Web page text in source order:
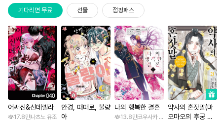
기다리면 무료 선물 점핑패스
어쌔신&신데렐라
17.8만나츠노 유조
안경, 때때로, 불량
아
나의 행복한 결혼
13.8만코우사카 리토 / 아기토기 아쿠미
약사의 혼잣말(마
오마오의 후궁 수